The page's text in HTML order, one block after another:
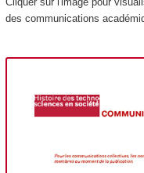
des communications